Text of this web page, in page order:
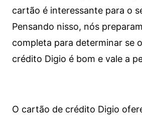
cartão é interessante para o
Pensando nisso, nós
completa para determinar se
crédito Digio é bom e vale a
O cartão de crédito Digio